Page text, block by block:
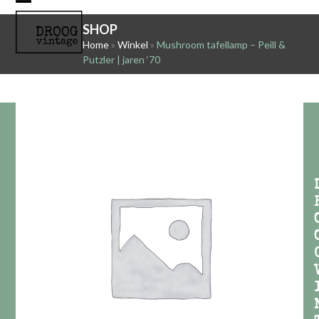
Skip
content
Open
mobile
Close
mobile
SHOP
Home» Winkel » Mushroom tafellamp – Peill &
Putzler | jaren ‘70